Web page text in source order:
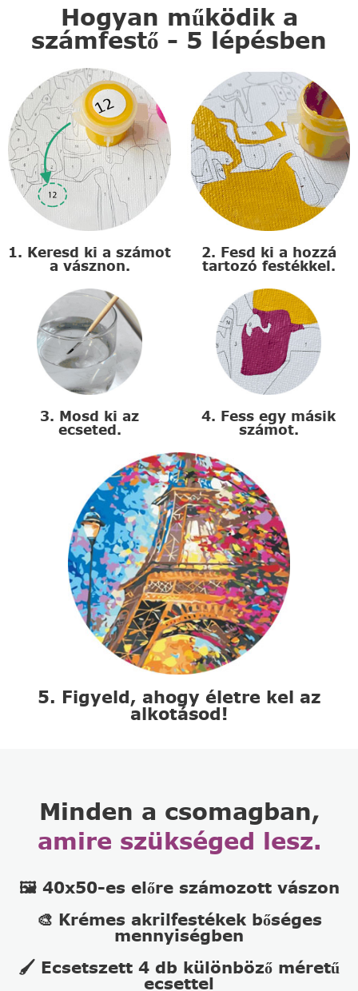
Hogyan működik a
számfestő - 5 lépésben
1. Keresd ki a számot
a vásznon.
2. Fesd ki a hozzá
tartozó festékkel.
3. Mosd ki az
ecseted.
4. Fess egy másik
számot.
5. Figyeld, ahogy életre kel az
alkotásod!
Minden a csomagban,
amire szükséged lesz.
🖼️ 40x50-es előre számozott vászon
🎨 Krémes akrilfestékek bőséges
mennyiségben
🖌️ Ecsetszett 4 db különböző méretű
ecsettel